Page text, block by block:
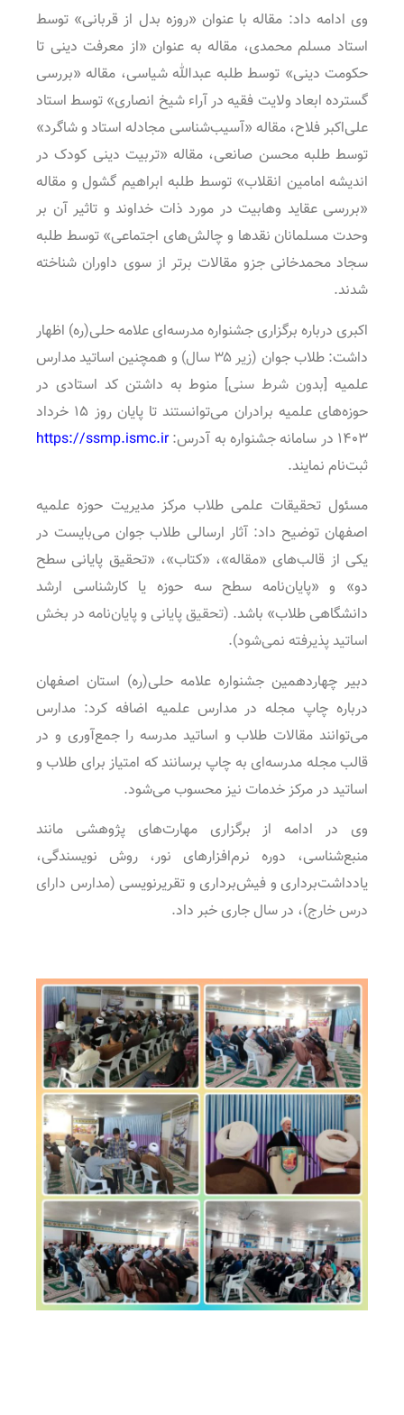
وی ادامه داد: مقاله با عنوان «روزه بدل از قربانی» توسط
استاد مسلم محمدی، مقاله به عنوان «از معرفت دینی تا
حکومت دینی» توسط طلبه عبدالله شیاسی، مقاله «بررسی
گسترده ابعاد ولایت فقیه در آراء شیخ انصاری» توسط استاد
علی‌اکبر فلاح، مقاله «آسیب‌شناسی مجادله استاد و شاگرد»
توسط طلبه محسن صانعی، مقاله «تربیت دینی کودک در
اندیشه امامین انقلاب» توسط طلبه ابراهیم گشول و مقاله
«بررسی عقاید وهابیت در مورد ذات خداوند و تاثیر آن بر
وحدت مسلمانان نقدها و چالش‌های اجتماعی» توسط طلبه
سجاد محمدخانی جزو مقالات برتر از سوی داوران شناخته
شدند.
اکبری درباره برگزاری جشنواره مدرسه‌ای علامه حلی(ره) اظهار
داشت: طلاب جوان(زیر ۳۵ سال)
و همچنین اساتید مدارس
علمیه [بدون شرط سنی]منوط به داشتن کد استادی در
حوزه‌های علمیه برادران می‌توانستند تا پایان روز ۱۵ خرداد
۱۴۰۳ در سامانه جشنواره به آدرس:
https://ssmp.ismc.ir
ثبت‌نام نمایند.
مسئول تحقیقات علمی طلاب مرکز مدیریت حوزه علمیه
اصفهان توضیح داد: آثار ارسالی طلاب جوان می‌بایست در
یکی از قالب‌های «مقاله»، «کتاب»، «تحقیق پایانی سطح
دو» و «پایان‌نامه سطح سه حوزه یا کارشناسی ارشد
دانشگاهی طلاب» باشد.(تحقیق پایانی و پایان‌نامه در بخش
اساتید پذیرفته نمی‌شود).
دبیر چهاردهمین جشنواره علامه حلی(ره) استان اصفهان
درباره چاپ مجله در مدارس علمیه اضافه کرد: مدارس
می‌توانند مقالات طلاب و اساتید مدرسه را جمع‌آوری و در
قالب مجله مدرسه‌ای به چاپ برسانند که امتیاز برای طلاب و
اساتید در مرکز خدمات نیز محسوب می‌شود.
وی در ادامه از برگزاری مهارت‌های پژوهشی مانند
منبع‌شناسی، دوره نرم‌افزارهای نور، روش نویسندگی،
یادداشت‌برداری و فیش‌برداری و تقریرنویسی(مدارس دارای
درس خارج)، در سال جاری خبر داد.